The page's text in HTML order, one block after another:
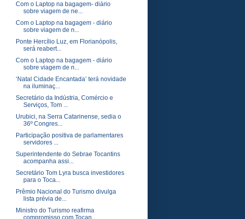
Com o Laptop na bagagem- diário
sobre viagem de ne...
Com o Laptop na bagagem - diário
sobre viagem de n...
Ponte Hercílio Luz, em Florianópolis,
será reabert...
Com o Laptop na bagagem - diário
sobre viagem de n...
‘Natal Cidade Encantada’ terá novidade
na iluminaç...
Secretário da Indústria, Comércio e
Serviços, Tom ...
Urubici, na Serra Catarinense, sedia o
36º Congres...
Participação positiva de parlamentares
servidores ...
Superintendente do Sebrae Tocantins
acompanha assi...
Secretário Tom Lyra busca investidores
para o Toca...
Prêmio Nacional do Turismo divulga
lista prévia de...
Ministro do Turismo reafirma
compromisso com Tocan...